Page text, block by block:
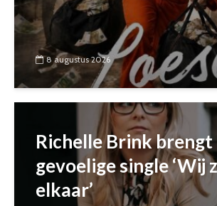
8 augustus 2026
Richelle Brink brengt
gevoelige single ‘Wij
elkaar’